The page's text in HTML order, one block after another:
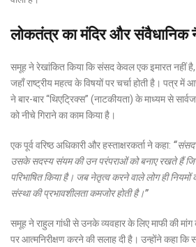
लोकतंत्र का मंदिर और संवैधानिक
समूह ने रेखांकित किया कि संसद केवल एक इमारत नहीं है,
जहाँ राष्ट्रीय महत्व के विषयों पर चर्चा होती है। पत्र में
ने बार-बार “थिएट्रिक्स” (नाटकीयता) के माध्यम से
को नीचे गिराने का काम किया है।
एक पूर्व वरिष्ठ अधिकारी और हस्ताक्षरकर्ता ने कहा: “संसद
उसके सदस्य संयम की उन परंपराओं को बनाए रखते हैं
परिभाषित किया है। जब नेतृत्व करने वाले लोग ही
संस्था की प्रभावशीलता कमजोर होती है।”
समूह ने राहुल गांधी से उनके व्यवहार के लिए माफी की
पर आत्मनिरीक्षण करने की सलाह दी है। उन्होंने कहा कि